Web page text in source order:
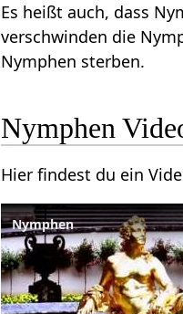
Es heißt auch, dass
verschwinden die
Nymphen sterben.
Nymphen
Hier findest du ein
Nymphen